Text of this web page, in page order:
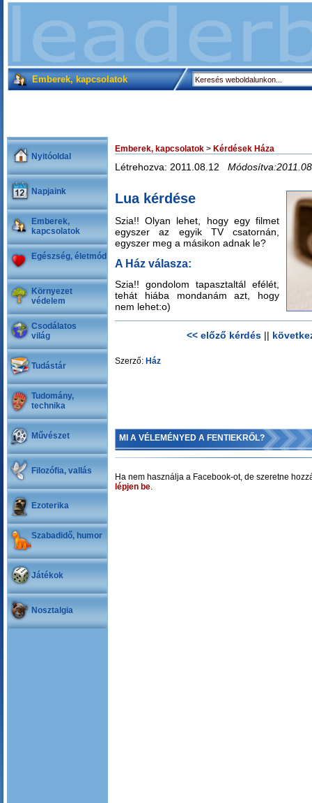
Emberek, kapcsolatok
Nyitóoldal
Napjaink
Emberek,
kapcsolatok
Egészség, életmód
Környezet
védelem
Csodálatos
világ
Tudástár
Tudomány,
technika
Művészet
Filozófia, vallás
Ezoterika
Szabadidő, humor
Játékok
Nosztalgia
Emberek, kapcsolatok > Kérdések Háza
Létrehozva: 2011.08.12
Lua kérdése
Szia!! Olyan lehet, hogy egy filmet
egyszer az egyik TV csatornán,
egyszer meg a másikon adnak le?
A Ház válasza:
Szia!! gondolom tapasztaltál efélét,
tehát hiába mondanám azt, hogy
nem lehet:o)
<< előző kérdés||
Szerző: Ház
MI A VÉLEMÉNYED A FENTIEKRŐL?
Ha nem használja a Facebook-ot, de szeretne
lépjen be.